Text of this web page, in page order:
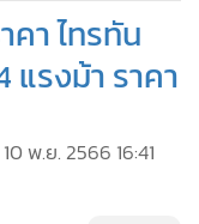
า ไทรทัน
รงม้า ราคา
10 พ.ย. 2566 16:41